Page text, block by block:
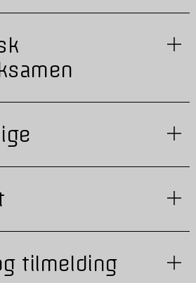
tilmelding